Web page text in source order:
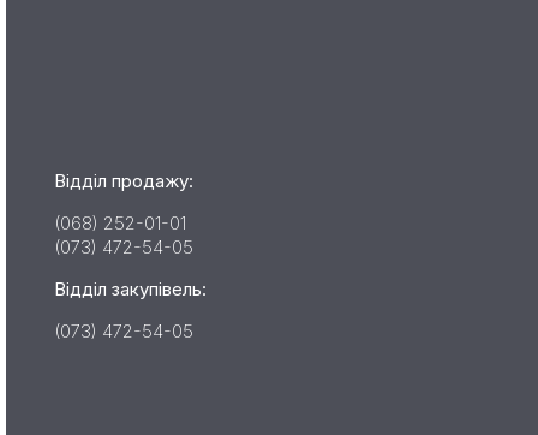
Відділ продажу:
(068) 252-01-01
(073) 472-54-05
Відділ закупівель:
(073) 472-54-05